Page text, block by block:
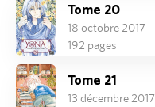
Tome 20
18 octobre 2017
192 pages
Tome 21
13 décembre 2017